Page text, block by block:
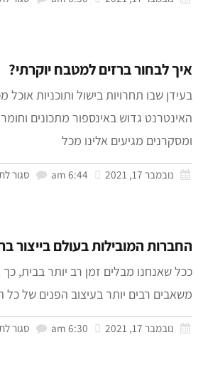
איך לבחור ברזים למטבח יוקרתי?
בעידן שבו תחרויות בישול ותוכניות
האינטרנט גדוש באינספור מתכונים
ומסקרנים מגיעים אלינו מכל
נובמבר 17, 2021 סגור
החברות המובילות בעולם בייצור
ככל שאנחנו מבלים זמן רב יותר בבית,
משאבים רבים יותר בעיצוב הפנים של כל
נובמבר 17, 2021 סגור